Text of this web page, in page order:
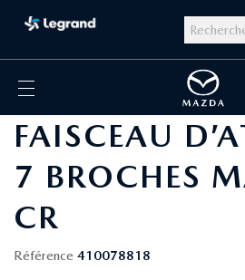
FAISCEAU
7 BROCHES
CR
Référence 410078818